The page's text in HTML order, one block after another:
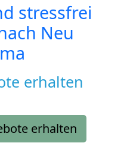
stressfrei
Neu
erhalten
erhalten